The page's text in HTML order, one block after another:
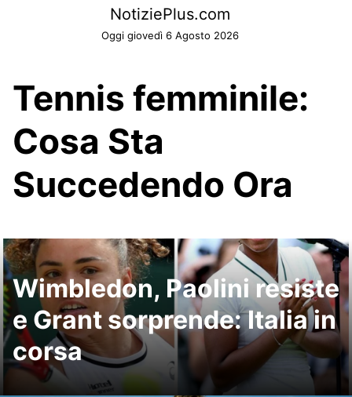
NotiziePlus.com
Oggi giovedì 6 Agosto 2026
Tennis femminile:
Cosa Sta
Succedendo Ora
Wimbledon, Paolini resiste
e Grant sorprende: Italia in
corsa